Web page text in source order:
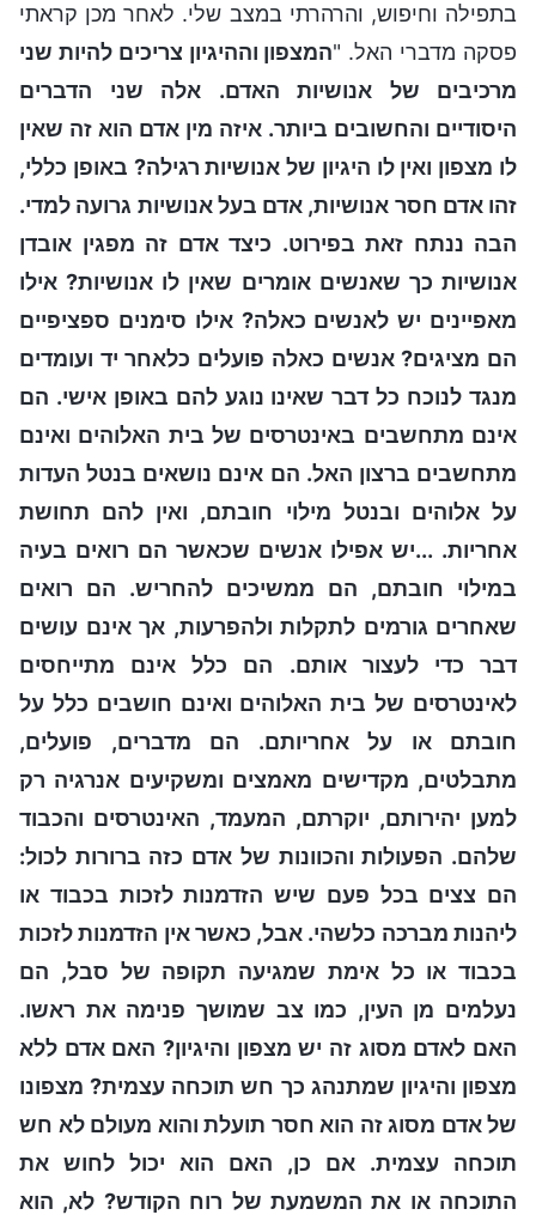
בתפילה וחיפוש, והרהרתי במצב שלי. לאחר מכן קראתי
פסקה מדברי האל. "המצפון וההיגיון צריכים להיות שני
מרכיבים של אנושיות האדם. אלה שני הדברים
היסודיים והחשובים ביותר. איזה מין אדם הוא זה שאין
לו מצפון ואין לו היגיון של אנושיות רגילה? באופן כללי,
זהו אדם חסר אנושיות, אדם בעל אנושיות גרועה למדי.
הבה ננתח זאת בפירוט. כיצד אדם זה מפגין אובדן
אנושיות כך שאנשים אומרים שאין לו אנושיות? אילו
מאפיינים יש לאנשים כאלה? אילו סימנים ספציפיים
הם מציגים? אנשים כאלה פועלים כלאחר יד ועומדים
מנגד לנוכח כל דבר שאינו נוגע להם באופן אישי. הם
אינם מתחשבים באינטרסים של בית האלוהים ואינם
מתחשבים ברצון האל. הם אינם נושאים בנטל העדות
על אלוהים ובנטל מילוי חובתם, ואין להם תחושת
אחריות. ...יש אפילו אנשים שכאשר הם רואים בעיה
במילוי חובתם, הם ממשיכים להחריש. הם רואים
שאחרים גורמים לתקלות ולהפרעות, אך אינם עושים
דבר כדי לעצור אותם. הם כלל אינם מתייחסים
לאינטרסים של בית האלוהים ואינם חושבים כלל על
חובתם או על אחריותם. הם מדברים, פועלים,
מתבלטים, מקדישים מאמצים ומשקיעים אנרגיה רק
למען יהירותם, יוקרתם, המעמד, האינטרסים והכבוד
שלהם. הפעולות והכוונות של אדם כזה ברורות לכול:
הם צצים בכל פעם שיש הזדמנות לזכות בכבוד או
ליהנות מברכה כלשהי. אבל, כאשר אין הזדמנות לזכות
בכבוד או כל אימת שמגיעה תקופה של סבל, הם
נעלמים מן העין, כמו צב שמושך פנימה את ראשו.
האם לאדם מסוג זה יש מצפון והיגיון? האם אדם ללא
מצפון והיגיון שמתנהג כך חש תוכחה עצמית? מצפונו
של אדם מסוג זה הוא חסר תועלת והוא מעולם לא חש
תוכחה עצמית. אם כן, האם הוא יכול לחוש את
התוכחה או את המשמעת של רוח הקודש? לא, הוא